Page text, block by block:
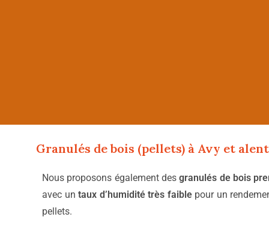
Granulés de bois (pellets) à Avy et
Nous proposons également desgranulés de bois
avec untaux d’humidité très faiblepour un
pellets.